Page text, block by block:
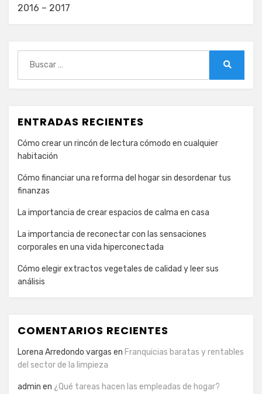
2016 – 2017
ENTRADAS RECIENTES
Cómo crear un rincón de lectura cómodo en cualquier
habitación
Cómo financiar una reforma del hogar sin desordenar tus
finanzas
La importancia de crear espacios de calma en casa
La importancia de reconectar con las sensaciones
corporales en una vida hiperconectada
Cómo elegir extractos vegetales de calidad y leer sus
análisis
COMENTARIOS RECIENTES
Lorena Arredondo vargas en Franquicias baratas y rentables
del sector de la limpieza
admin en ¿Qué tareas hacen las empleadas de hogar?